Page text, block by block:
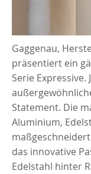
Gaggenau,
präsentiert ein
Serie Expressive.
Statement. Die
Aluminium,
das innovative
Edelstahl hinter